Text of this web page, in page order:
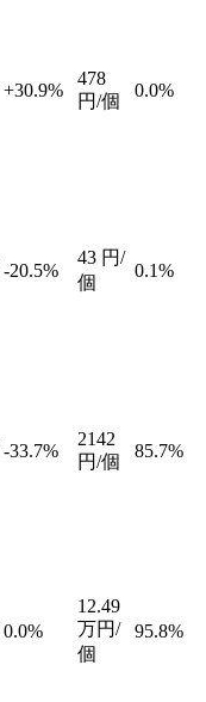
+30.9%
478
円/個
0.0%
-20.5%
43 円/
個
0.1%
-33.7%
2142
円/個
85.7%
0.0%
12.49
万円/
個
95.8%